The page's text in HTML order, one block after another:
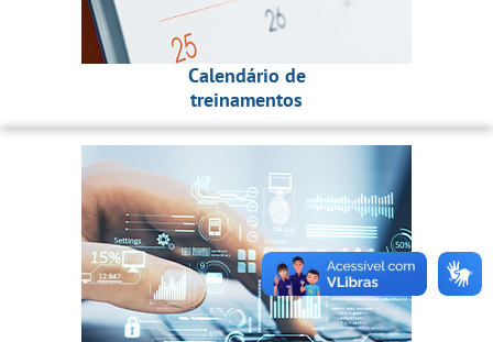
Calendário de
treinamentos